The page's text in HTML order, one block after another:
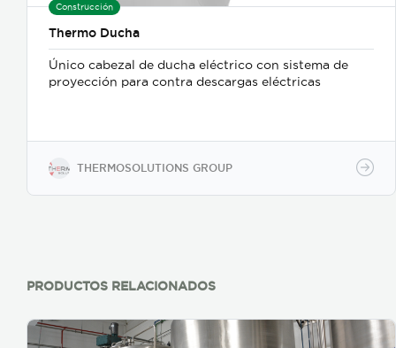
Construcción
Thermo Ducha
Único cabezal de ducha eléctrico con sistema de
proyección para contra descargas eléctricas
THERMOSOLUTIONS GROUP
PRODUCTOS RELACIONADOS